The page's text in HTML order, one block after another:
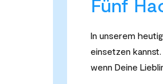
In unserem
einsetzen
wenn Deine